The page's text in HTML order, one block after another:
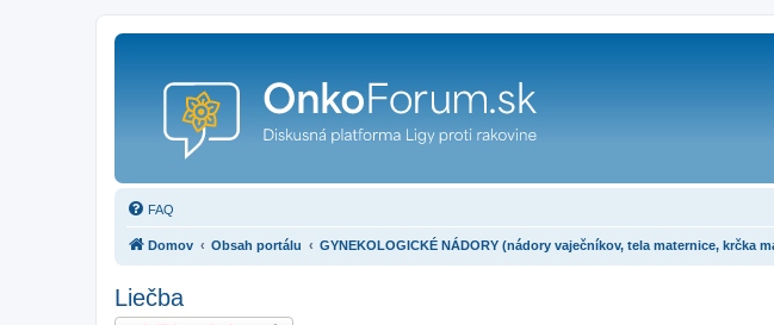
FAQ
Domov Obsah portálu GYNEKOLOGICKÉ NÁDORY (nádory vaječníkov, tela maternice, krčka
Liečba